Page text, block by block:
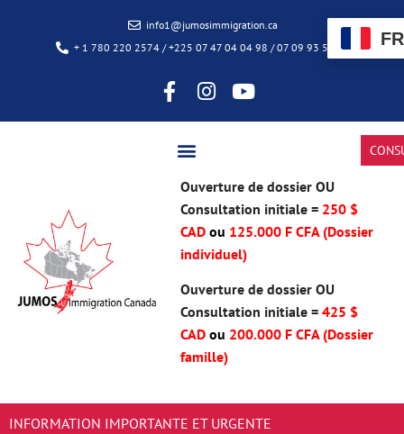
info1@jumosimmigration.ca
+ 1 780 220 2574 / +225 07 47 04 04 98 / 07 09 93 50 85
Ouverture de dossier OU
Consultation initiale = 250 $
CADou 125.000 F CFA (Dossier
individuel)
Ouverture de dossier OU
Consultation initiale =425 $
CAD ou 200.000 F CFA (Dossier
famille)
INFORMATION IMPORTANTE ET URGENTE
FR